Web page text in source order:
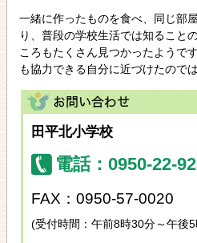
一緒に作ったものを食べ、同じ部
り、普段の学校生活では知ること
ころもたくさん見つかったようで
も協力できる自分に近づけたので
田平北小学校
電話：0950-22-
FAX：0950-57-0020
(受付時間：午前8時30分～午後